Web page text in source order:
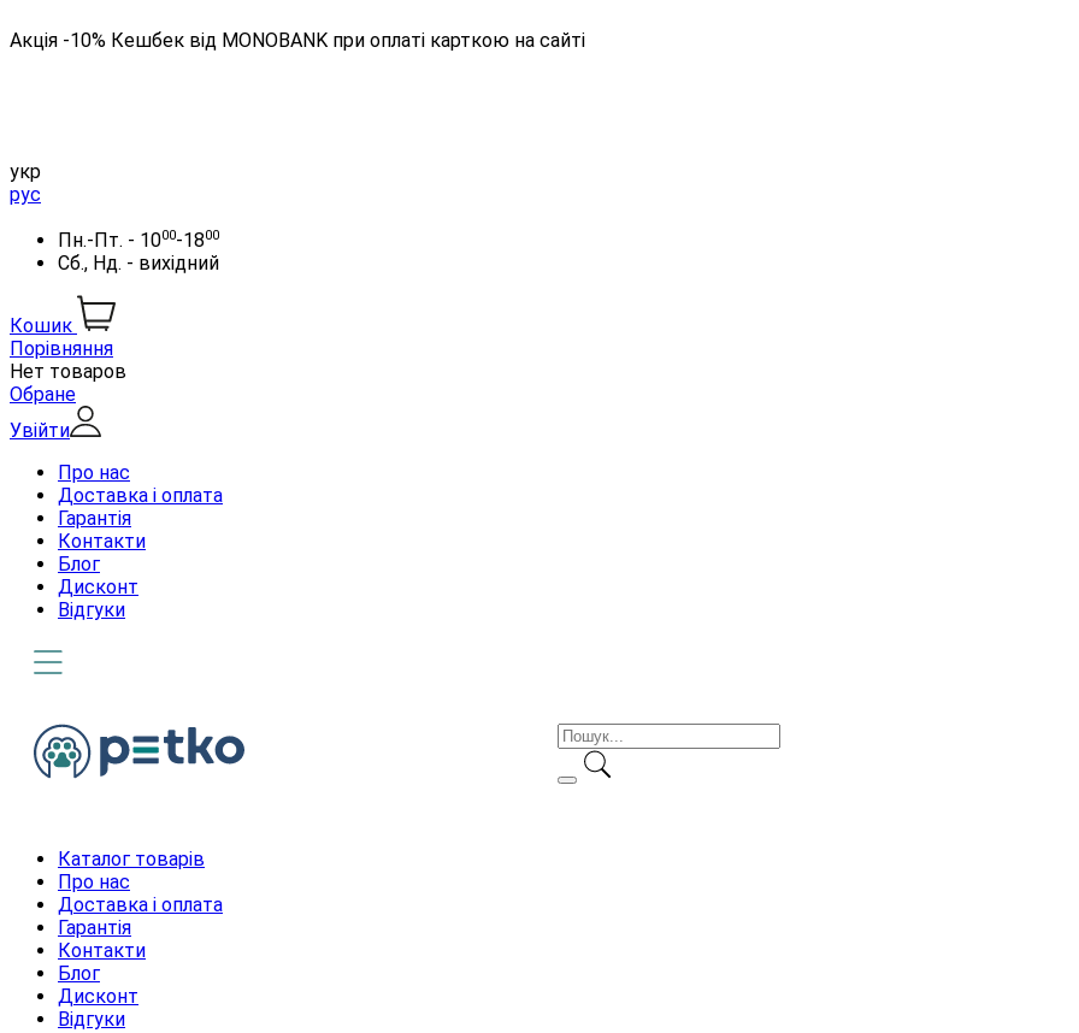
Акція -10% Кешбек від MONOBANK при оплаті карткою на сайті
укр
рус
Пн.-Пт. - 1000-1800
Сб., Нд. - вихідний
Кошик
Порівняння
Нет товаров
Обране
Увійти
Про нас
Доставка і оплата
Гарантія
Контакти
Блог
Дисконт
Відгуки
Каталог товарів
Про нас
Доставка і оплата
Гарантія
Контакти
Блог
Дисконт
Відгуки